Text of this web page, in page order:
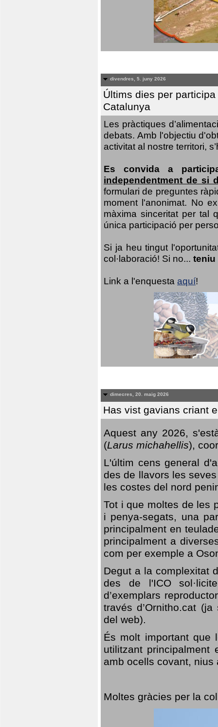
divendres, 5. juny 2026
Últims dies per
Catalunya
Les pràctiques
debats. Amb l'objectiu
activitat al nostre territori,
Es convida a
independentment de si
formulari de preguntes
moment l'anonimat. No
màxima sinceritat per tal
única participació per
Si ja heu tingut
col·laboració! Si no... teniu
Link a l'enquesta aquí!
dimecres, 20. maig 2026
Has vist gavians criant
Aquest any 2026,
(Larus michahellis),
L'últim cens general
des de llavors les
les costes del nord
Tot i que moltes de les
i penya-segats, una
principalment en
principalment a
com per exemple a
Degut a la complexitat
des de l'ICO
d’exemplars
través d’Ornitho.cat
del web).
És molt important que
utilitzant
amb ocells covant,
Moltes gràcies per la